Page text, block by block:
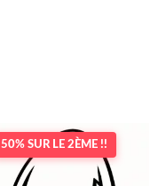
50% SUR LE 2ÈME !!